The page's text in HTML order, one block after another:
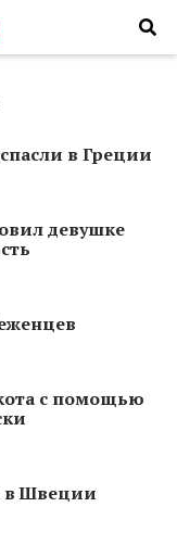
в Греции
девушке
с помощью
в Швеции